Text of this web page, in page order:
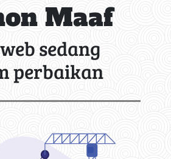
Maaf
sedang
perbaikan